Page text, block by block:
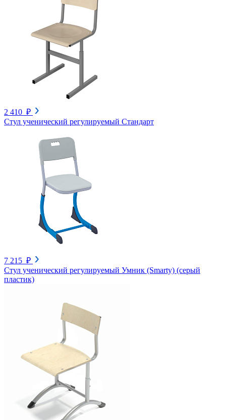
2 410 ₽
Стул ученический регулируемый Стандарт
7 215 ₽
Стул ученический регулируемый Умник (Smarty) (серый
пластик)